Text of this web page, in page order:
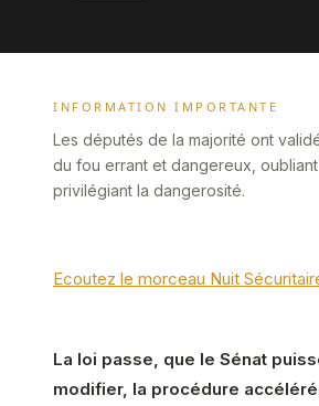
INFORMATION IMPORTANTE
Les députés de la majorité ont
du fou errant et dangereux,
privilégiant la dangerosité.
Ecoutez le morceau Nuit
La loi passe, que le Sénat
modifier, la procédure